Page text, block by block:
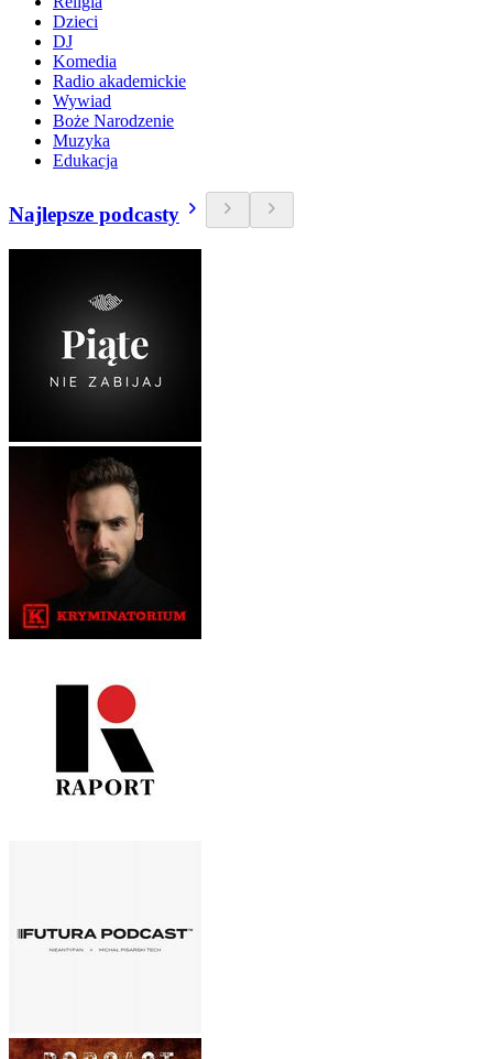
Dzieci
DJ
Komedia
Radio akademickie
Wywiad
Boże Narodzenie
Muzyka
Edukacja
Najlepsze podcasty